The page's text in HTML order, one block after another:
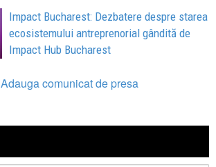
Impact Bucharest: Dezbatere despre starea
ecosistemului antreprenorial gândită de
Impact Hub Bucharest
Adauga comunicat de presa